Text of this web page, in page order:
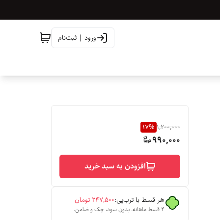
ورود | ثبت‌نام
1,200,000
17%
990,000
افزودن به سبد خرید
هر قسط با ترب‌پی:۲۴۷٬۵۰۰ تومان
۴ قسط ماهانه. بدون سود، چک و ضامن.